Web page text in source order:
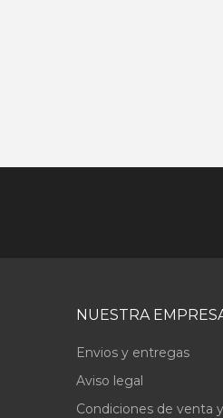
NUESTRA
Envios y entregas
Aviso legal
Condiciones de venta